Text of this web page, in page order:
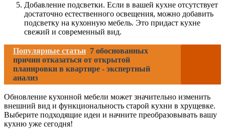
Добавление подсветки. Если в вашей кухне отсутствует
достаточно естественного освещения, можно добавить
подсветку на кухонную мебель. Это придаст кухне
свежий и современный вид.
Популярные статьи 7 обоснованных
причин отказаться от открытой
планировки в квартире - экспертный
анализ
Обновление кухонной мебели может значительно изменить
внешний вид и функциональность старой кухни в хрущевке.
Выберите подходящие идеи и начните преобразовывать вашу
кухню уже сегодня!